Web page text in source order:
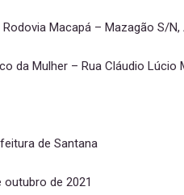
Macapá – Mazagão S/N,
da Mulher – Rua Cláudio Lúcio
de Santana
outubro de 2021